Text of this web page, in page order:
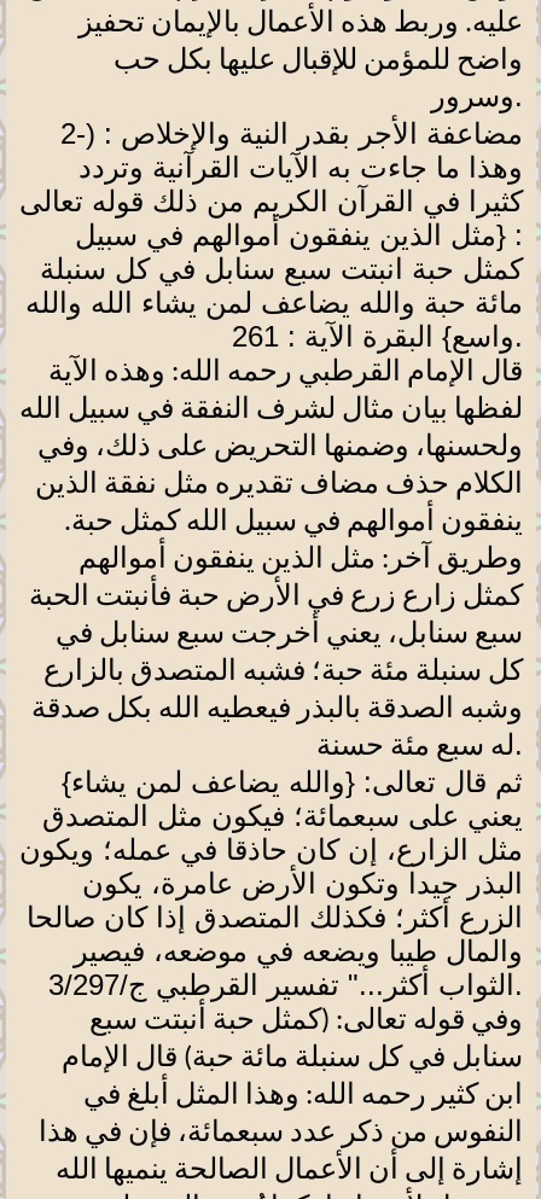
عليه. وربط هذه الأعمال بالإيمان تحفيز
واضح للمؤمن للإقبال عليها بكل حب
وسرور.
2-) مضاعفة الأجر بقدر النية والإخلاص :
وهذا ما جاءت به الآيات القرآنية وتردد
كثيرا في القرآن الكريم من ذلك قوله تعالى
: {مثل الذين ينفقون أموالهم في سبيل
كمثل حبة انبتت سبع سنابل في كل سنبلة
مائة حبة والله يضاعف لمن يشاء الله والله
واسع} البقرة الآية : 261.
قال الإمام القرطبي رحمه الله: وهذه الآية
لفظها بيان مثال لشرف النفقة في سبيل الله
ولحسنها، وضمنها التحريض على ذلك، وفي
الكلام حذف مضاف تقديره مثل نفقة الذين
ينفقون أموالهم في سبيل الله كمثل حبة.
وطريق آخر: مثل الذين ينفقون أموالهم
كمثل زارع زرع في الأرض حبة فأنبتت الحبة
سبع سنابل، يعني أخرجت سبع سنابل في
كل سنبلة مئة حبة؛ فشبه المتصدق بالزارع
وشبه الصدقة بالبذر فيعطيه الله بكل صدقة
له سبع مئة حسنة.
ثم قال تعالى: {والله يضاعف لمن يشاء}
يعني على سبعمائة؛ فيكون مثل المتصدق
مثل الزارع، إن كان حاذقا في عمله؛ ويكون
البذر جيدا وتكون الأرض عامرة، يكون
الزرع أكثر؛ فكذلك المتصدق إذا كان صالحا
والمال طيبا ويضعه في موضعه، فيصير
الثواب أكثر..." تفسير القرطبي ج/3/297.
وفي قوله تعالى: (كمثل حبة أنبتت سبع
سنابل في كل سنبلة مائة حبة) قال الإمام
ابن كثير رحمه الله: وهذا المثل أبلغ في
النفوس من ذكر عدد سبعمائة، فإن في هذا
إشارة إلى أن الأعمال الصالحة ينميها الله